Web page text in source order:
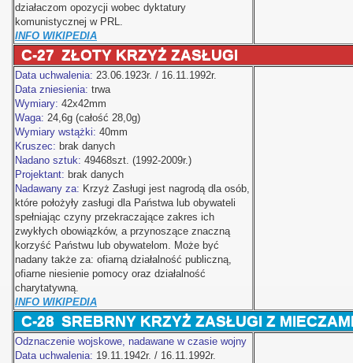
działaczom opozycji wobec dyktatury
komunistycznej w PRL.
INFO WIKIPEDIA
C-27 ZŁOTY KRZYŻ ZASŁUGI
Data uchwalenia: 23.06.1923r. / 16.11.1992r.
Data zniesienia: trwa
Wymiary: 42x42mm
Waga: 24,6g (całość 28,0g)
Wymiary wstążki: 40mm
Kruszec: brak danych
Nadano sztuk: 49468szt. (1992-2009r.)
Projektant: brak danych
Nadawany za: Krzyż Zasługi jest nagrodą dla osób,
które położyły zasługi dla Państwa lub obywateli
spełniając czyny przekraczające zakres ich
zwykłych obowiązków, a przynoszące znaczną
korzyść Państwu lub obywatelom. Może być
nadany także za: ofiarną działalność publiczną,
ofiarne niesienie pomocy oraz działalność
charytatywną.
INFO WIKIPEDIA
C-28 SREBRNY KRZYŻ ZASŁUGI Z
Odznaczenie wojskowe, nadawane w czasie wojny
Data uchwalenia: 19.11.1942r. / 16.11.1992r.